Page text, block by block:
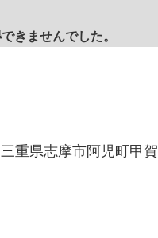
きませんでした。
重県志摩市阿児町甲